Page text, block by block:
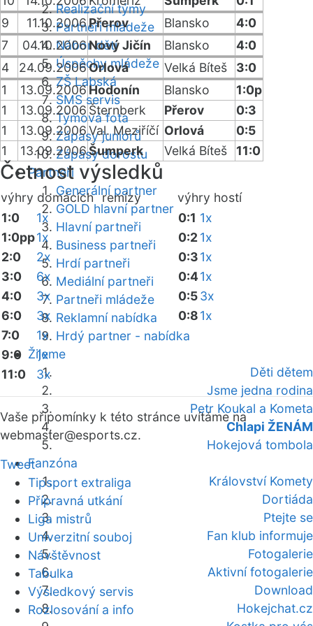
Realizační týmy
Partneři mládeže
Nábor dětí
Úspěchy mládeže
ZŠ Labská
SMS servis
Týmová fota
Zápasy juniorů
Zápasy dorostu
Partneři
Generální partner
GOLD hlavní partner
Hlavní partneři
Business partneři
Hrdí partneři
Mediální partneři
Partneři mládeže
Reklamní nabídka
Hrdý partner - nabídka
Žijeme
Děti dětem
Jsme jedna rodina
Petr Koukal a Kometa
Chlapi ŽENÁM
Hokejová tombola
Fanzóna
Království Komety
Dortiáda
Ptejte se
Fan klub informuje
Fotogalerie
Aktivní fotogalerie
Download
Hokejchat.cz
9
11.10.2006Přerov Blansko
4:0
7
04.10.2006Nový Jičín Blansko
4:0
4
24.09.2006Orlová Velká Bíteš
3:0
1
13.09.2006Hodonín Blansko
1:0p
1
13.09.2006 Šternberk Přerov
0:3
1
13.09.2006Val. Meziříčí Orlová
0:5
1
13.09.2006Šumperk Velká Bíteš 11:0
Četnost výsledků
výhry domácíchremízy výhry hostí
1:0
1x
1:0pp1x
2:0
2x
3:0
6x
4:0
3x
6:0
3x
7:0
1x
9:0
1x
11:0
3x
0:1 1x
0:21x
0:31x
0:41x
0:53x
0:81x
Vaše připomínky k této stránce uvítáme na
webmaster@esports.cz.
Tweet
Tipsport extraliga
Přípravná utkání
Liga mistrů
Univerzitní souboj
Návštěvnost
Tabulka
Výsledkový servis
Rozlosování a info